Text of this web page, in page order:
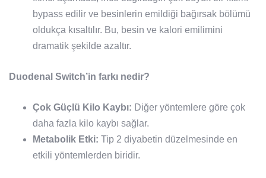
bypass edilir ve besinlerin emildiği bağırsak bölümü
oldukça kısaltılır. Bu, besin ve kalori emilimini
dramatik şekilde azaltır.
Duodenal Switch’in farkı nedir?
Çok Güçlü Kilo Kaybı: Diğer yöntemlere göre çok
daha fazla kilo kaybı sağlar.
Metabolik Etki: Tip 2 diyabetin düzelmesinde en
etkili yöntemlerden biridir.